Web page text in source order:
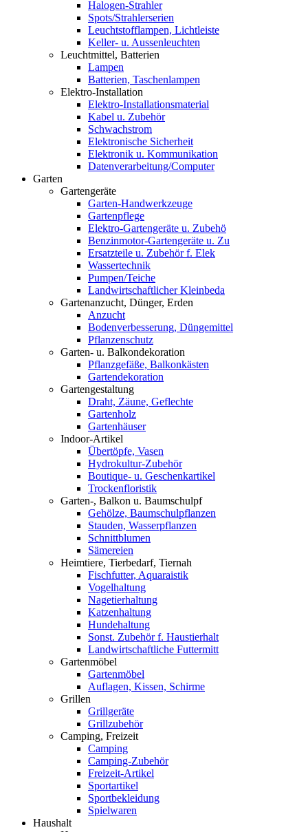
Halogen-Strahler
Spots/Strahlerserien
Leuchtstofflampen, Lichtleiste
Keller- u. Aussenleuchten
Leuchtmittel, Batterien
Lampen
Batterien, Taschenlampen
Elektro-Installation
Elektro-Installationsmaterial
Kabel u. Zubehör
Schwachstrom
Elektronische Sicherheit
Elektronik u. Kommunikation
Datenverarbeitung/Computer
Garten
Gartengeräte
Garten-Handwerkzeuge
Gartenpflege
Elektro-Gartengeräte u. Zubehö
Benzinmotor-Gartengeräte u. Zu
Ersatzteile u. Zubehör f. Elek
Wassertechnik
Pumpen/Teiche
Landwirtschaftlicher Kleinbeda
Gartenanzucht, Dünger, Erden
Anzucht
Bodenverbesserung, Düngemittel
Pflanzenschutz
Garten- u. Balkondekoration
Pflanzgefäße, Balkonkästen
Gartendekoration
Gartengestaltung
Draht, Zäune, Geflechte
Gartenholz
Gartenhäuser
Indoor-Artikel
Übertöpfe, Vasen
Hydrokultur-Zubehör
Boutique- u. Geschenkartikel
Trockenfloristik
Garten-, Balkon u. Baumschulpf
Gehölze, Baumschulpflanzen
Stauden, Wasserpflanzen
Schnittblumen
Sämereien
Heimtiere, Tierbedarf, Tiernah
Fischfutter, Aquaraistik
Vogelhaltung
Nagetierhaltung
Katzenhaltung
Hundehaltung
Sonst. Zubehör f. Haustierhalt
Landwirtschaftliche Futtermitt
Gartenmöbel
Gartenmöbel
Auflagen, Kissen, Schirme
Grillen
Grillgeräte
Grillzubehör
Camping, Freizeit
Camping
Camping-Zubehör
Freizeit-Artikel
Sportartikel
Sportbekleidung
Spielwaren
Haushalt